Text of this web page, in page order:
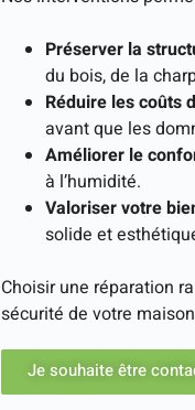
Préserver la
du bois, de la
Réduire les coûts
avant que les
Améliorer le
à l’humidité.
Valoriser votre
solide et
Choisir une réparation
sécurité de votre
Je souhaite être